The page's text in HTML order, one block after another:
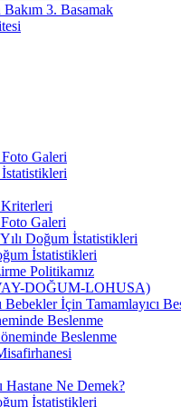
3. Basamak
Galeri
Galeri
Doğum İstatistikleri
İstatistikleri
Politikamız
DOĞUM-LOHUSA)
Bebekler İçin Tamamlayıcı
Beslenme
Beslenme
Hastane Ne Demek?
İstatistikleri